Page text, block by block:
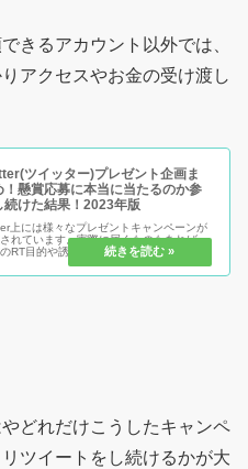
きるアカウント以外では、
アクセスやお金の受け渡し
ツイッター)プレゼント企画ま
！懸賞応募に本当に当たるのか参
続けた結果！2023年版
上には様々なプレゼントキャンペーンが
れています。実際に届くものもあれば、
RT目的や誘導だけのものもあります。こ
た中きちんと当選した優良なキャンペーン
け方や、実際に当選したものを紹介して
どれだけこうしたキャンペ
ツイートをし続けるかが大